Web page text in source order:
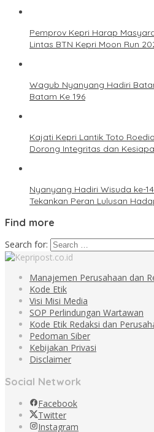
Pemprov Kepri Harap
Lintas BTN Kepri Moon Run
Wagub Nyanyang Hadiri
Batam Ke 196
Kajati Kepri Lantik Toto
Dorong Integritas dan
Nyanyang Hadiri Wisuda ke-
Tekankan Peran Lulusan
Find more
Search for:
Manajemen Perusahaan dan
Kode Etik
Visi Misi Media
SOP Perlindungan Wartawan
Kode Etik Redaksi dan
Pedoman Siber
Kebijakan Privasi
Disclaimer
Social Network
Facebook
Twitter
Instagram